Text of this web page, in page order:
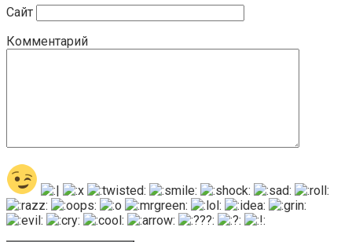
Сайт
Комментарий